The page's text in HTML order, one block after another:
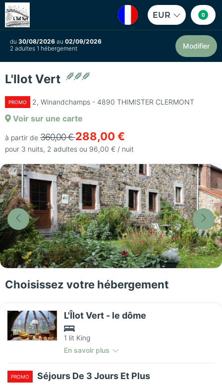
EUR 0
du 30/08/2026 au 02/09/2026
2 adultes 1 hébergement
Modifier
L'Ilot Vert
PROMO 2, Winandchamps - 4890 THIMISTER CLERMONT
Voir sur une carte
à partir de 360,00 €288,00 €
pour 3 nuits, 2 adultes ou 96,00 € / nuit
Choisissez votre hébergement
L'Îlot Vert - le dôme
1 lit King
En savoir plus
PROMO Séjours De 3 Jours Et Plus